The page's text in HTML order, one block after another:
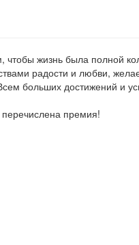
жизнь была полной
радости и любви,
больших достижений и
премия!